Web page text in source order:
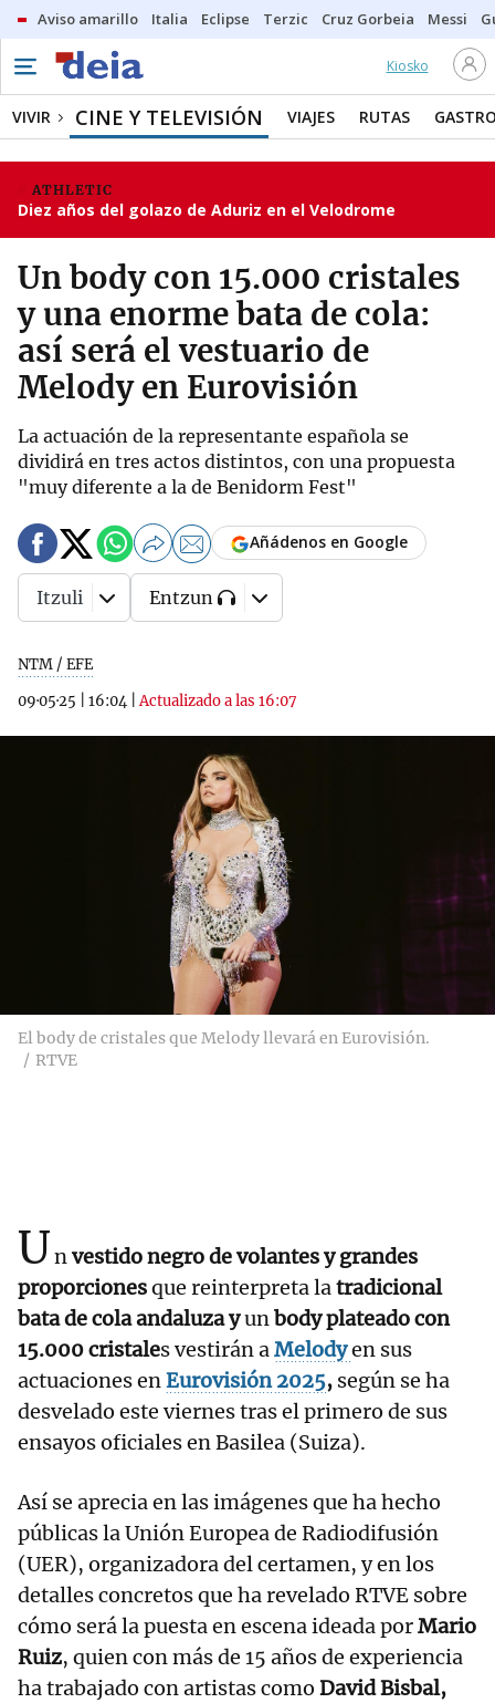
Aviso amarillo Italia Eclipse Terzic Cruz Gorbeia Messi
Kiosko
VIVIR CINE Y TELEVISIÓN VIAJES RUTAS
ATHLETIC
Diez años del golazo de Aduriz en el Velodrome
Un body con 15.000 cristales
y una enorme bata de cola:
así será el vestuario de
Melody en Eurovisión
La actuación de la representante española se
dividirá en tres actos distintos, con una propuesta
"muy diferente a la de Benidorm Fest"
NTM / EFE
09·05·25
16:04 |Actualizado a las 16:07
Añádenos en Google
Itzuli Entzun
El body de cristales que Melody llevará en Eurovisión.
RTVE
Unvestido negro de volantes y grandes
proporcionesque reinterpreta latradicional
bata de cola andaluza yunbody plateado con
15.000 cristales vestirán aMelodyen sus
actuaciones enEurovisión 2025, según se ha
desvelado este viernes tras el primero de sus
ensayos oficiales en Basilea (Suiza).
Así se aprecia en las imágenes que ha hecho
públicas la Unión Europea de Radiodifusión
(UER), organizadora del certamen, y en los
detalles concretos que ha revelado RTVE sobre
cómo será la puesta en escena ideada porMario
Ruiz, quien con más de 15 años de experiencia
ha trabajado con artistas como David Bisbal,